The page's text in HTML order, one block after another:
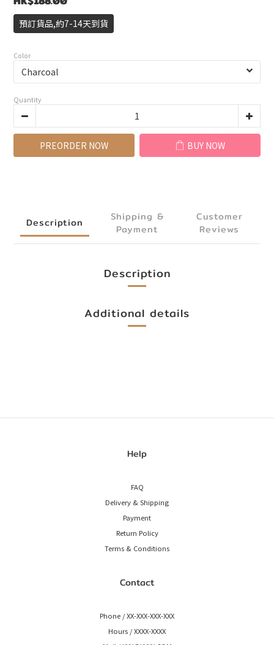
預訂貨品,約7-14天到貨
Color
Quantity
PREORDER NOW BUY NOW
Description
Shipping &
Payment
Customer
Reviews
Description
Additional details
Help
FAQ
Delivery & Shipping
Payment
Return Policy
Terms & Conditions
Contact
Phone / XX-XXX-XXX-XXX
Hours / XXXX-XXXX